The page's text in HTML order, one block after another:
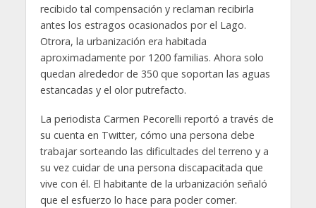
recibido tal compensación y reclaman recibirla
antes los estragos ocasionados por el Lago.
Otrora, la urbanización era habitada
aproximadamente por 1200 familias. Ahora solo
quedan alrededor de 350 que soportan las aguas
estancadas y el olor putrefacto.
La periodista Carmen Pecorelli reportó a través de
su cuenta en Twitter, cómo una persona debe
trabajar sorteando las dificultades del terreno y a
su vez cuidar de una persona discapacitada que
vive con él. El habitante de la urbanización señaló
que el esfuerzo lo hace para poder comer.